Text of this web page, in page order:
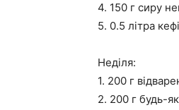
4. 150 г сиру
5. 0.5 літра
Неділя:
1. 200 г
2. 200 г будь-